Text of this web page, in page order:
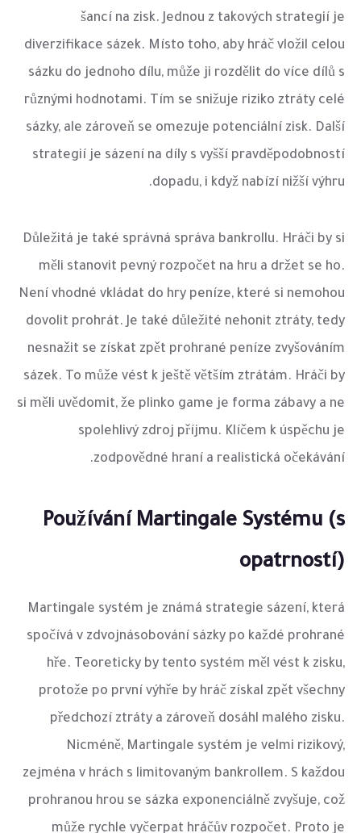
šancí na zisk. Jednou z takových strategií je
diverzifikace sázek. Místo toho, aby hráč vložil celou
sázku do jednoho dílu, může ji rozdělit do více dílů s
různými hodnotami. Tím se snižuje riziko ztráty celé
sázky, ale zároveň se omezuje potenciální zisk. Další
strategií je sázení na díly s vyšší pravděpodobností
dopadu, i když nabízí nižší výhru.
Důležitá je také správná správa bankrollu. Hráči by si
měli stanovit pevný rozpočet na hru a držet se ho.
Není vhodné vkládat do hry peníze, které si nemohou
dovolit prohrát. Je také důležité nehonit ztráty, tedy
nesnažit se získat zpět prohrané peníze zvyšováním
sázek. To může vést k ještě větším ztrátám. Hráči by
si měli uvědomit, že plinko game je forma zábavy a ne
spolehlivý zdroj příjmu. Klíčem k úspěchu je
zodpovědné hraní a realistická očekávání.
Používání Martingale Systému (s
opatrností)
Martingale systém je známá strategie sázení, která
spočívá v zdvojnásobování sázky po každé prohrané
hře. Teoreticky by tento systém měl vést k zisku,
protože po první výhře by hráč získal zpět všechny
předchozí ztráty a zároveň dosáhl malého zisku.
Nicméně, Martingale systém je velmi rizikový,
zejména v hrách s limitovaným bankrollem. S každou
prohranou hrou se sázka exponenciálně zvyšuje, což
může rychle vyčerpat hráčův rozpočet. Proto je